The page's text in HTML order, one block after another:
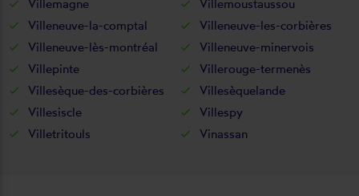
Villemagne
Villemoustaussou
Villeneuve-la-comptal
Villeneuve-les-corbières
Villeneuve-lès-montréal
Villeneuve-minervois
Villepinte
Villerouge-termenès
Villesèque-des-corbières
Villesèquelande
Villesiscle
Villespy
Villetritouls
Vinassan